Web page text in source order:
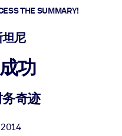
THE SUMMARY!
坦尼
功
奇迹
2014